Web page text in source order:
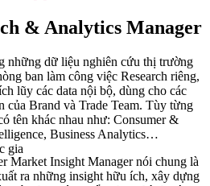
gia
& Analytics Manager
những dữ liệu nghiên cứu thị trường
ban làm công việc Research riêng,
lũy các data nội bộ, dùng cho các
của Brand và Trade Team. Tùy từng
tên khác nhau như: Consumer &
Business Analytics…
Market Insight Manager nói chung là
ra những insight hữu ích, xây dựng